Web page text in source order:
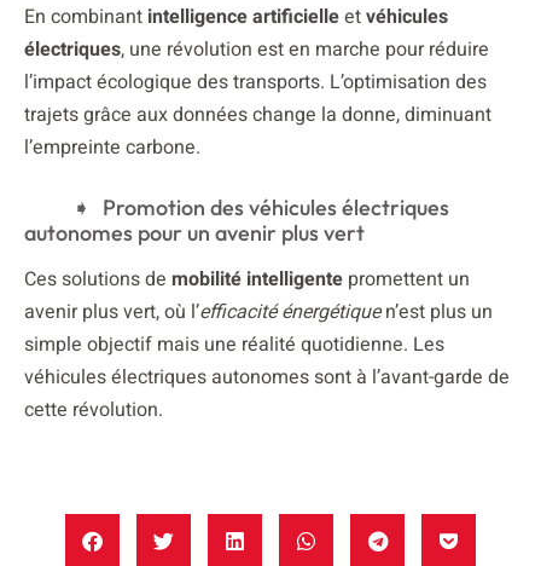
En combinant intelligence artificielleetvéhicules
électriques, une révolution est en marche pour réduire
l’impact écologique des transports. L’optimisation des
trajets grâce aux données change la donne, diminuant
l’empreinte carbone.
Promotion des véhicules électriques
autonomes pour un avenir plus vert
Ces solutions de mobilité intelligente promettent un
avenir plus vert, où l’efficacité énergétiquen’est plus un
simple objectif mais une réalité quotidienne. Les
véhicules électriques autonomes sont à l’avant-garde de
cette révolution.